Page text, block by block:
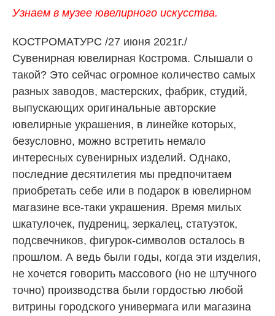
Узнаем в музее ювелирного искусства.
КОСТРОМАТУРС /27 июня 2021г./
Сувенирная ювелирная Кострома. Слышали о
такой? Это сейчас огромное количество самых
разных заводов, мастерских, фабрик, студий,
выпускающих оригинальные авторские
ювелирные украшения, в линейке которых,
безусловно, можно встретить немало
интересных сувенирных изделий. Однако,
последние десятилетия мы предпочитаем
приобретать себе или в подарок в ювелирном
магазине все-таки украшения. Время милых
шкатулочек, пудрениц, зеркалец, статуэток,
подсвечников, фигурок-символов осталось в
прошлом. А ведь были годы, когда эти изделия,
не хочется говорить массового (но не штучного
точно) производства были гордостью любой
витрины городского универмага или магазина